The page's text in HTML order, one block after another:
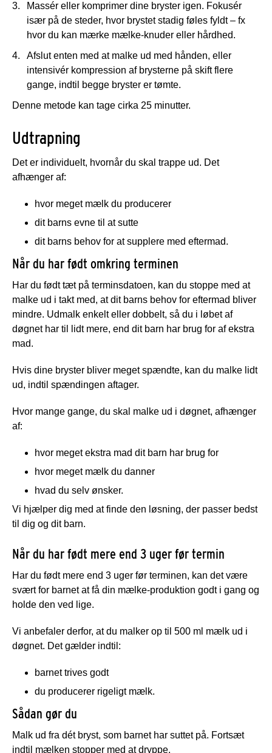
Massér eller komprimer dine bryster igen. Fokusér
især på de steder, hvor brystet stadig føles fyldt – fx
hvor du kan mærke mælke-knuder eller hårdhed.
Afslut enten med at malke ud med hånden, eller
intensivér kompression af brysterne på skift flere
gange, indtil begge bryster er tømte.
Denne metode kan tage cirka 25 minutter.
Udtrapning
Det er individuelt, hvornår du skal trappe ud. Det
afhænger af:
hvor meget mælk du producerer
dit barns evne til at sutte
dit barns behov for at supplere med eftermad.
Når du har født omkring terminen
Har du født tæt på terminsdatoen, kan du stoppe med at
malke ud i takt med, at dit barns behov for eftermad bliver
mindre. Udmalk enkelt eller dobbelt, så du i løbet af
døgnet har til lidt mere, end dit barn har brug for af ekstra
mad.
Hvis dine bryster bliver meget spændte, kan du malke lidt
ud, indtil spændingen aftager.
Hvor mange gange, du skal malke ud i døgnet, afhænger
af:
hvor meget ekstra mad dit barn har brug for
hvor meget mælk du danner
hvad du selv ønsker.
Vi hjælper dig med at finde den løsning, der passer bedst
til dig og dit barn.
Når du har født mere end 3 uger før termin
Har du født mere end 3 uger før terminen, kan det være
svært for barnet at få din mælke-produktion godt i gang og
holde den ved lige.
Vi anbefaler derfor, at du malker op til 500 ml mælk ud i
døgnet. Det gælder indtil:
barnet trives godt
du producerer rigeligt mælk.
Sådan gør du
Malk ud fra dét bryst, som barnet har suttet på. Fortsæt
indtil mælken stopper med at dryppe.